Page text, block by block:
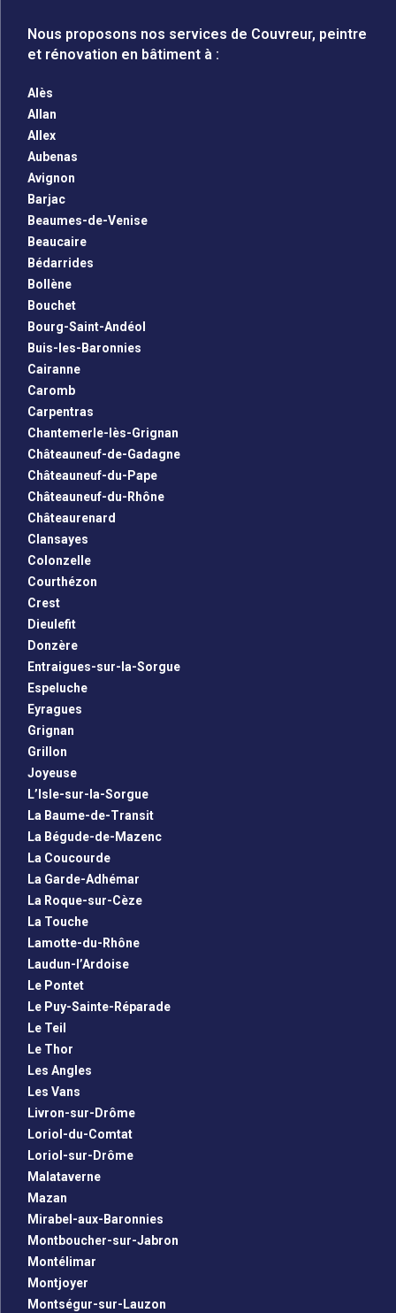
Nous proposons nos services de Couvreur, peintre
et rénovation en bâtiment à :
Alès
Allan
Allex
Aubenas
Avignon
Barjac
Beaumes-de-Venise
Beaucaire
Bédarrides
Bollène
Bouchet
Bourg-Saint-Andéol
Buis-les-Baronnies
Cairanne
Caromb
Carpentras
Chantemerle-lès-Grignan
Châteauneuf-de-Gadagne
Châteauneuf-du-Pape
Châteauneuf-du-Rhône
Châteaurenard
Clansayes
Colonzelle
Courthézon
Crest
Dieulefit
Donzère
Entraigues-sur-la-Sorgue
Espeluche
Eyragues
Grignan
Grillon
Joyeuse
L’Isle-sur-la-Sorgue
La Baume-de-Transit
La Bégude-de-Mazenc
La Coucourde
La Garde-Adhémar
La Roque-sur-Cèze
La Touche
Lamotte-du-Rhône
Laudun-l’Ardoise
Le Pontet
Le Puy-Sainte-Réparade
Le Teil
Le Thor
Les Angles
Les Vans
Livron-sur-Drôme
Loriol-du-Comtat
Loriol-sur-Drôme
Malataverne
Mazan
Mirabel-aux-Baronnies
Montboucher-sur-Jabron
Montélimar
Montjoyer
Montségur-sur-Lauzon